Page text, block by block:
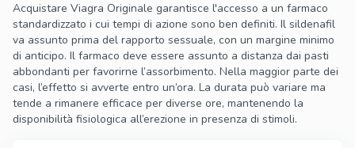
Acquistare Viagra Originale garantisce l'accesso a un farmaco
standardizzato i cui tempi di azione sono ben definiti. Il sildenafil
va assunto prima del rapporto sessuale, con un margine minimo
di anticipo. Il farmaco deve essere assunto a distanza dai pasti
abbondanti per favorirne l’assorbimento. Nella maggior parte dei
casi, l’effetto si avverte entro un’ora. La durata può variare ma
tende a rimanere efficace per diverse ore, mantenendo la
disponibilità fisiologica all’erezione in presenza di stimoli.